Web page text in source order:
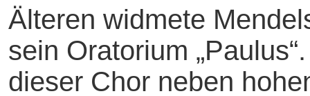
Älteren widmete
sein Oratorium
dieser Chor neben